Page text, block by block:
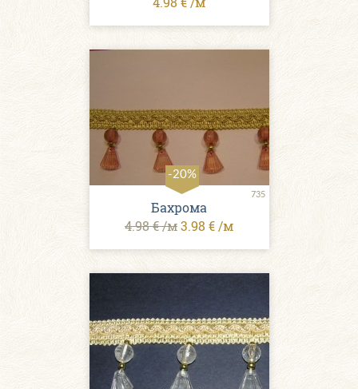
-20%
735
Бахрома
4.98 € /м3.98 € /м